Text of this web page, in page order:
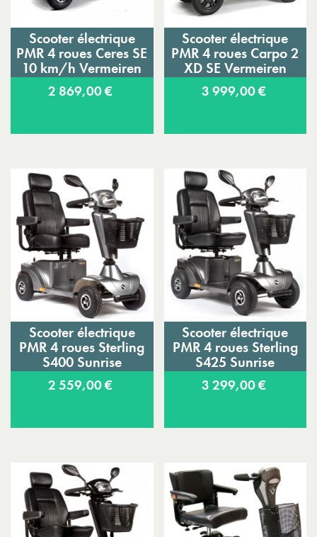
Scooter électrique
PMR 4 roues Ceres SE
10 km/h Vermeiren
2 869,00 €
Scooter électrique
PMR 4 roues Carpo 2
XD SE Vermeiren
3 999,00 €
Scooter électrique
PMR 4 roues Sterling
S400 Sunrise
2 559,00 €
Scooter électrique
PMR 4 roues Sterling
S425 Sunrise
3 299,00 €